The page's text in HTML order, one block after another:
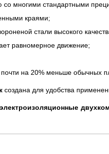
со многими стандартными
краями;
стали высокого
равномерное движение;
на 20% меньше обычных
создана для удобства